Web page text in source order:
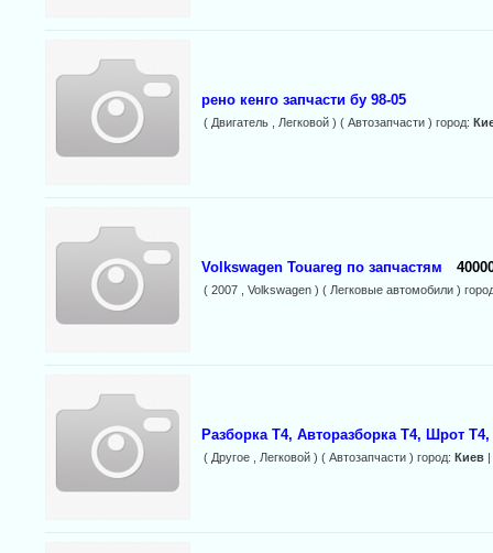
рено кенго запчасти бу 98-05
( Двигатель , Легковой ) ( Автозапчасти ) город:
Volkswagen Touareg по запчастям
( 2007 , Volkswagen ) ( Легковые автомобили )
Разборка Т4, Авторазборка Т4, Шрот
( Другое , Легковой ) ( Автозапчасти ) город: Киев|